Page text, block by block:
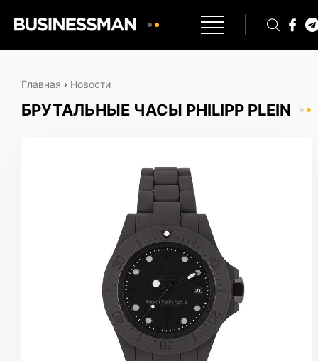
Главная › Новости
БРУТАЛЬНЫЕ ЧАСЫ PHILIPP PLEIN